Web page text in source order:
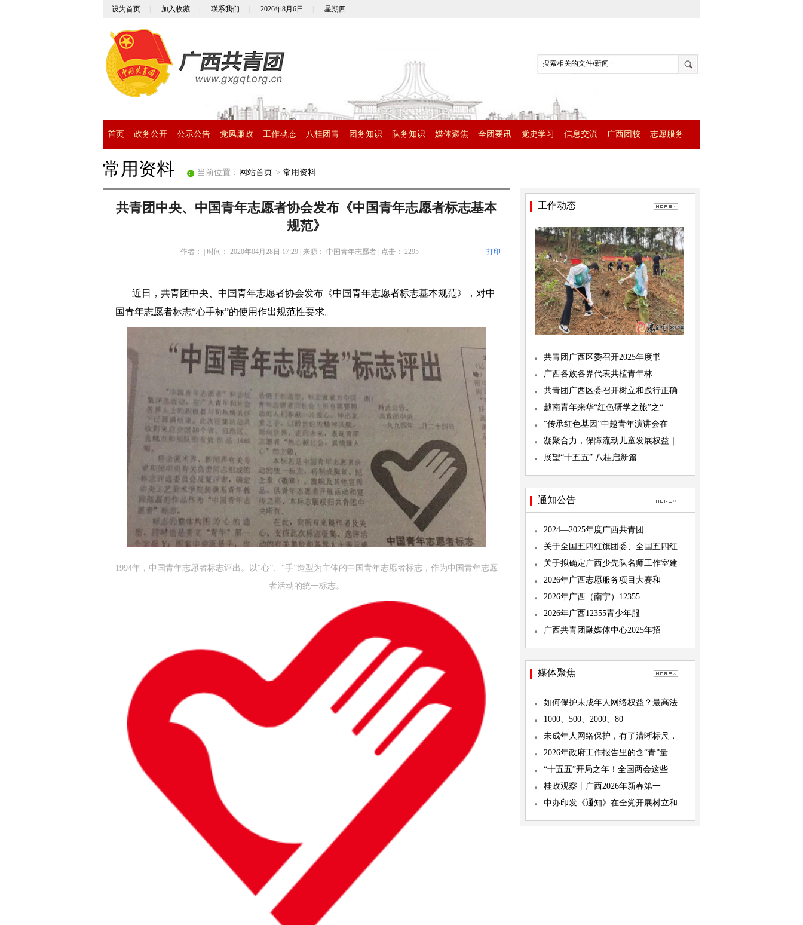
设为首页 加入收藏 联系我们 2026年8月6日 星期四
首页 政务公开 公示公告 党风廉政 工作动态 八桂团青 团务知识 队务知识 媒体聚焦 全团要讯 党史学习 信息交流 广西团校 志愿服务
常用资料 当前位置： 网站首页-> 常用资料
共青团中央、中国青年志愿者协会发布《中国青年志愿者标志基本
规范》
作者： 时间： 2020年04月28日 17:29 来源： 中国青年志愿者 点击： 2295 打印
近日，共青团中央、中国青年志愿者协会发布《中国青年志愿者标志基本规范》，对中
国青年志愿者标志“心手标”的使用作出规范性要求。
1994年，中国青年志愿者标志评出。以“心”、“手”造型为主体的中国青年志愿者标志，作为中国青年志愿
者活动的统一标志。
工作动态
共青团广西区委召开2025年度书
广西各族各界代表共植青年林
共青团广西区委召开树立和践行正确
越南青年来华“红色研学之旅”之“
“传承红色基因”中越青年演讲会在
凝聚合力，保障流动儿童发展权益｜
展望“十五五” 八桂启新篇 |
通知公告
2024—2025年度广西共青团
关于全国五四红旗团委、全国五四红
关于拟确定广西少先队名师工作室建
2026年广西志愿服务项目大赛和
2026年广西（南宁）12355
2026年广西12355青少年服
广西共青团融媒体中心2025年招
媒体聚焦
如何保护未成年人网络权益？最高法
1000、500、2000、80
未成年人网络保护，有了清晰标尺，
2026年政府工作报告里的含“青”量
“十五五”开局之年！全国两会这些
桂政观察丨广西2026年新春第一
中办印发《通知》在全党开展树立和